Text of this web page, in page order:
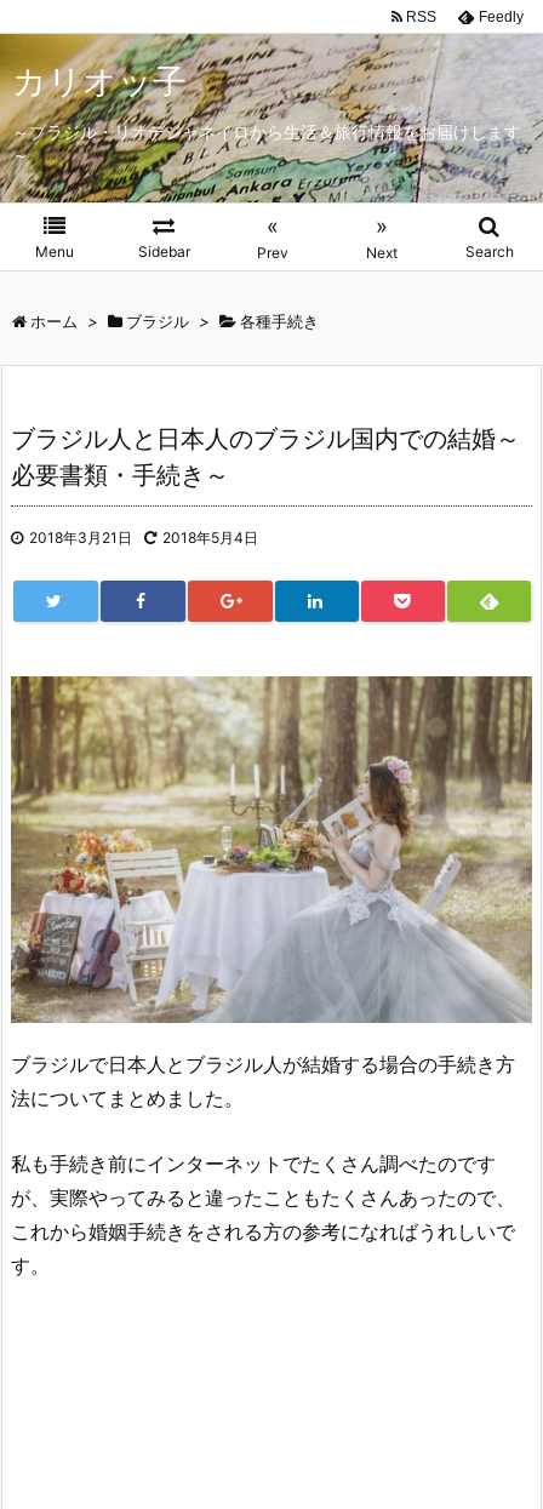
カリオッ子
～ブラジル・リオデジャネイロから生活＆旅行情報をお届けします
～
Menu Sidebar
«
Prev
»
Next Search
RSS Feedly
ホーム > ブラジル > 各種手続き
ブラジル人と日本人のブラジル国内での結婚～
必要書類・手続き～
2018年3月21日 2018年5月4日
ブラジルで日本人とブラジル人が結婚する場合の手続き方
法についてまとめました。
私も手続き前にインターネットでたくさん調べたのです
が、実際やってみると違ったこともたくさんあったので、
これから婚姻手続きをされる方の参考になればうれしいで
す。